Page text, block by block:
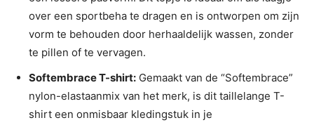
over een sportbeha te dragen en is ontworpen om zijn
vorm te behouden door herhaaldelijk wassen, zonder
te pillen of te vervagen.
Softembrace T-shirt: Gemaakt van de “Softembrace”
nylon-elastaanmix van het merk, is dit taillelange T-
shirt een onmisbaar kledingstuk in je